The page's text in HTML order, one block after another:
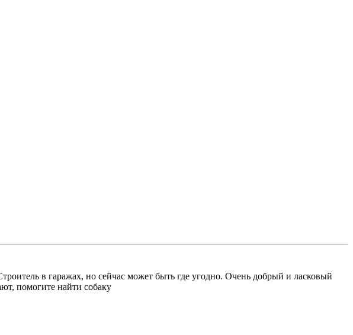
в гаражах, но сейчас может быть где угодно. Очень добрый и ласковый
помогите найти собаку